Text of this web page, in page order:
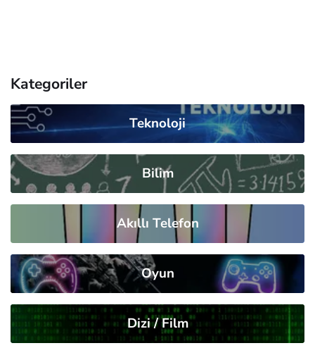
Kategoriler
Teknoloji
Bilim
Akıllı Telefon
Oyun
Dizi / Film